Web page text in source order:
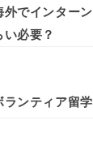
外でインター
い必要？
ランティア留